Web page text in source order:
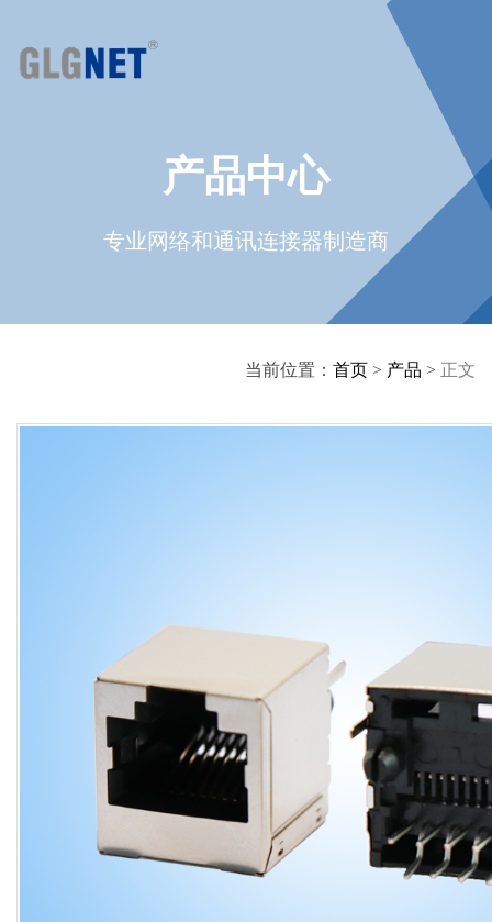
产品中心
专业网络和通讯连接器制造商
当前位置： 首页 > 产品 > 正文